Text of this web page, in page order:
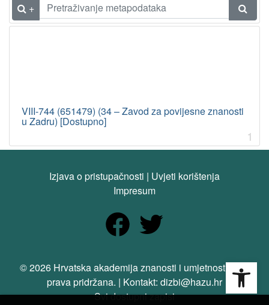
+
VIII-744 (651479) (34 – Zavod za povijesne znanosti
u Zadru) [Dostupno]
1
Izjava o pristupačnosti | Uvjeti korištenja
Impresum
© 2026 Hrvatska akademija znanosti i umjetnosti. Sva
prava pridržana. | Kontakt: dizbi@hazu.hr
Svi dostupni zapisi